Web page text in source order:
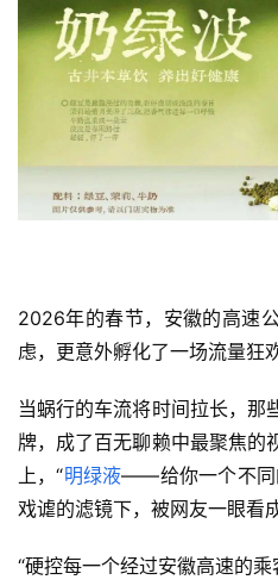
2026年的春节，安徽的高速
虑，更意外孵化了一场流量狂欢
当蜗行的车流将时间拉长，那
牌，成了百无聊赖中最聚焦的
上，“明绿液——给你一个不同
戏谑的滤镜下，被网友一眼看
“硬控每一个经过安徽高速的